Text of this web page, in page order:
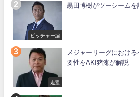
ピッチャー編
黒田博樹がツーシームを
走塁
メジャーリーグにおけ
要性をAKI猪瀬が解説